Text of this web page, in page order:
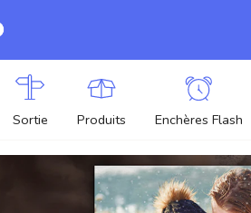
Sortie Produits Enchères Flash